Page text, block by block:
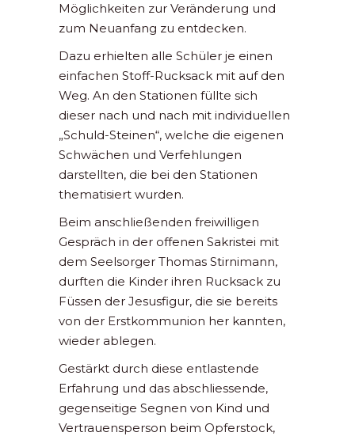
Möglichkeiten zur Veränderung und
zum Neuanfang zu entdecken.
Dazu erhielten alle Schüler je einen
einfachen Stoff-Rucksack mit auf den
Weg. An den Stationen füllte sich
dieser nach und nach mit individuellen
„Schuld-Steinen“, welche die eigenen
Schwächen und Verfehlungen
darstellten, die bei den Stationen
thematisiert wurden.
Beim anschließenden freiwilligen
Gespräch in der offenen Sakristei mit
dem Seelsorger Thomas Stirnimann,
durften die Kinder ihren Rucksack zu
Füssen der Jesusfigur, die sie bereits
von der Erstkommunion her kannten,
wieder ablegen.
Gestärkt durch diese entlastende
Erfahrung und das abschliessende,
gegenseitige Segnen von Kind und
Vertrauensperson beim Opferstock,